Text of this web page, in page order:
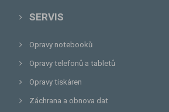
SERVIS
Opravy notebooků
Opravy telefonů a tabletů
Opravy tiskáren
Záchrana a obnova dat